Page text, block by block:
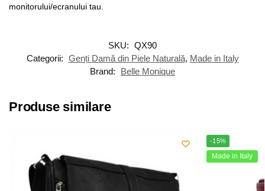
monitorului/ecranului tau.
SKU: QX90
Categorii: Genți Damă din Piele Naturală, Made in Italy
Brand:
Belle Monique
Produse similare
-15%
Made in Italy